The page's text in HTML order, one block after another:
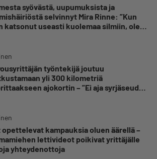
syövästä, uupumuksista ja
selvinnyt Mira Rinne: ”Kun
katsonut useasti kuolemaa silmiin, olen
työntekijä joutuu
yli 300 kilometriä
ajokortin – ”Ei aja syrjäseudun
opettelevat kampauksia oluen äärellä –
lettivideot poikivat yrittäjälle
yhteydenottoja